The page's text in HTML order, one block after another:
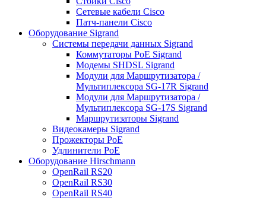
Сетевые кабели Cisco
Патч-панели Cisco
Оборудование Sigrand
Системы передачи данных Sigrand
Коммутаторы PoE Sigrand
Модемы SHDSL Sigrand
Модули для Маршрутизатора /
Мультиплексора SG-17R Sigrand
Модули для Маршрутизатора /
Мультиплексора SG-17S Sigrand
Маршрутизаторы Sigrand
Видеокамеры Sigrand
Прожекторы PoE
Удлинители PoE
Оборудование Hirschmann
OpenRail RS20
OpenRail RS30
OpenRail RS40